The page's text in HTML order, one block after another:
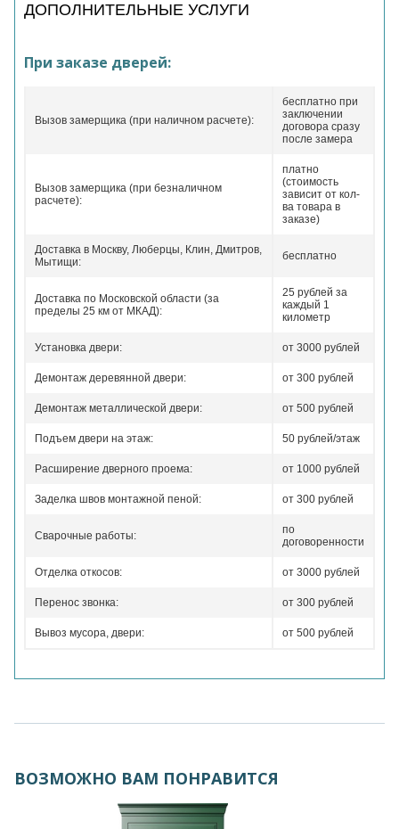
ДОПОЛНИТЕЛЬНЫЕ УСЛУГИ
При заказе дверей:
Вызов замерщика (при наличном расчете):
бесплатно при
заключении
договора сразу
после замера
Вызов замерщика (при безналичном
расчете):
платно
(стоимость
зависит от кол-
ва товара в
заказе)
Доставка в Москву, Люберцы, Клин, Дмитров,
Мытищи:
бесплатно
Доставка по Московской области (за
пределы 25 км от МКАД):
25 рублей за
каждый 1
километр
Установка двери: от 3000 рублей
Демонтаж деревянной двери: от 300 рублей
Демонтаж металлической двери: от 500 рублей
Подъем двери на этаж: 50 рублей/этаж
Расширение дверного проема: от 1000 рублей
Заделка швов монтажной пеной: от 300 рублей
Сварочные работы:
по
договоренности
Отделка откосов: от 3000 рублей
Перенос звонка: от 300 рублей
Вывоз мусора, двери: от 500 рублей
ВОЗМОЖНО ВАМ ПОНРАВИТСЯ